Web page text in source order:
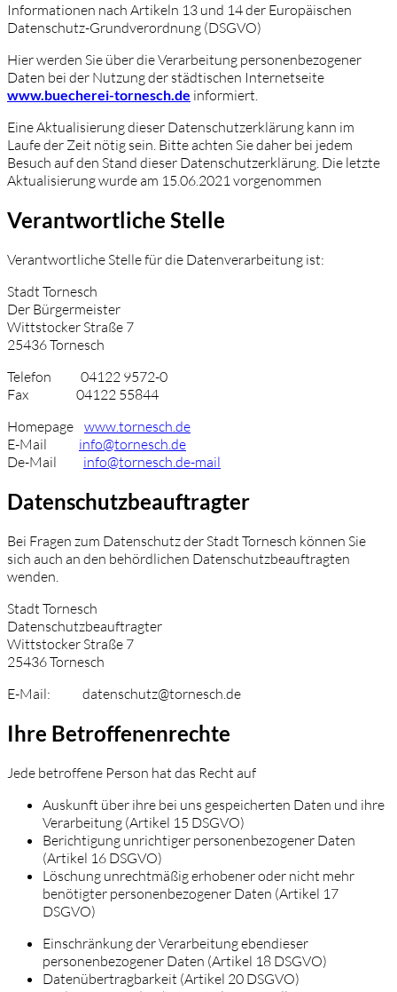
Informationen nach Artikeln 13 und 14 der Europäischen
Datenschutz-Grundverordnung (DSGVO)
Hier werden Sie über die Verarbeitung personenbezogener
Daten bei der Nutzung der städtischen Internetseite
www.buecherei-tornesch.de informiert.
Eine Aktualisierung dieser Datenschutzerklärung kann im
Laufe der Zeit nötig sein. Bitte achten Sie daher bei jedem
Besuch auf den Stand dieser Datenschutzerklärung. Die letzte
Aktualisierung wurde am 15.06.2021 vorgenommen
Verantwortliche Stelle
Verantwortliche Stelle für die Datenverarbeitung ist:
Stadt Tornesch
Der Bürgermeister
Wittstocker Straße 7
25436 Tornesch
Telefon 04122 9572-0
Fax 04122 55844
Homepage www.tornesch.de
E-Mail info@tornesch.de
De-Mail info@tornesch.de-mail
Datenschutzbeauftragter
Bei Fragen zum Datenschutz der Stadt Tornesch können Sie
sich auch an den behördlichen Datenschutzbeauftragten
wenden.
Stadt Tornesch
Datenschutzbeauftragter
Wittstocker Straße 7
25436 Tornesch
E-Mail: datenschutz@tornesch.de
Ihre Betroffenenrechte
Jede betroffene Person hat das Recht auf
Auskunft über ihre bei uns gespeicherten Daten und ihre
Verarbeitung (Artikel 15 DSGVO)
Berichtigung unrichtiger personenbezogener Daten
(Artikel 16 DSGVO)
Löschung unrechtmäßig erhobener oder nicht mehr
benötigter personenbezogener Daten (Artikel 17
DSGVO)
Einschränkung der Verarbeitung ebendieser
personenbezogener Daten (Artikel 18 DSGVO)
Datenübertragbarkeit (Artikel 20 DSGVO)